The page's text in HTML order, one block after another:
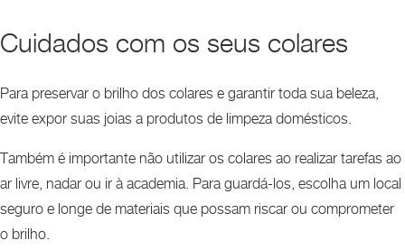
Cuidados com os seus colares
Para preservar o brilho dos colares e garantir toda sua beleza,
evite expor suas joias a produtos de limpeza domésticos.
Também é importante não utilizar os colares ao realizar tarefas ao
ar livre, nadar ou ir à academia. Para guardá-los, escolha um local
seguro e longe de materiais que possam riscar ou comprometer
o brilho.